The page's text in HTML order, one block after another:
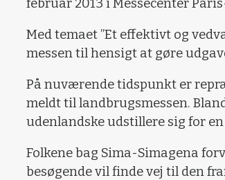
februar 2013 i Messecenter
Med temaet ”Et effektivt og
messen til hensigt at gøre
På nuværende tidspunkt er
meldt til landbrugsmessen.
udenlandske udstillere sig for
Folkene bag Sima-Simagena
besøgende vil finde vej til den